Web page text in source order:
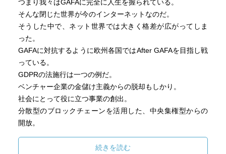
つまり我々はGAFAに完全に人生を握られている。
そんな閉じた世界が今のインターネットなのだ。
そうした中で、ネット世界では大きく格差が広がってしま
った。
GAFAに対抗するように欧州各国ではAfter GAFAを目指し戦
っている。
GDPRの法施行は一つの例だ。
ベンチャー企業の金儲け主義からの脱却もしかり。
社会にとって役に立つ事業の創出。
分散型のブロックチェーンを活用した、中央集権型からの
開放。
欧州の中でも国によっても特徴的だ。
続きを読む